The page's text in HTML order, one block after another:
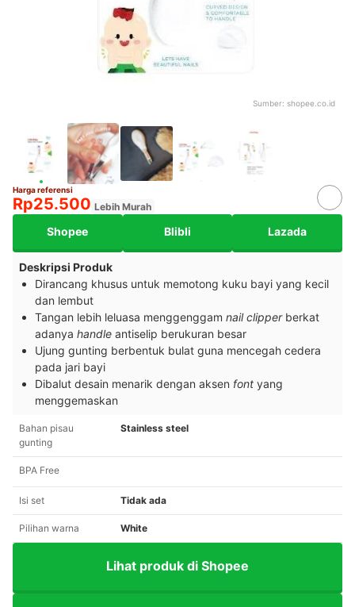
Sumber: shopee.co.id
Harga referensi
Rp25.500 Lebih Murah
Shopee Blibli Lazada
Deskripsi Produk
Dirancang khusus untuk memotong kuku bayi yang kecil
dan lembut
Tangan lebih leluasa menggenggam nail clipperberkat
adanya handle antiselip berukuran besar
Ujung gunting berbentuk bulat guna mencegah cedera
pada jari bayi
Dibalut desain menarik dengan aksen font yang
menggemaskan
Bahan pisau
gunting
Stainless steel
BPA Free
Isi set Tidak ada
Pilihan warna White
Lihat produk di Shopee